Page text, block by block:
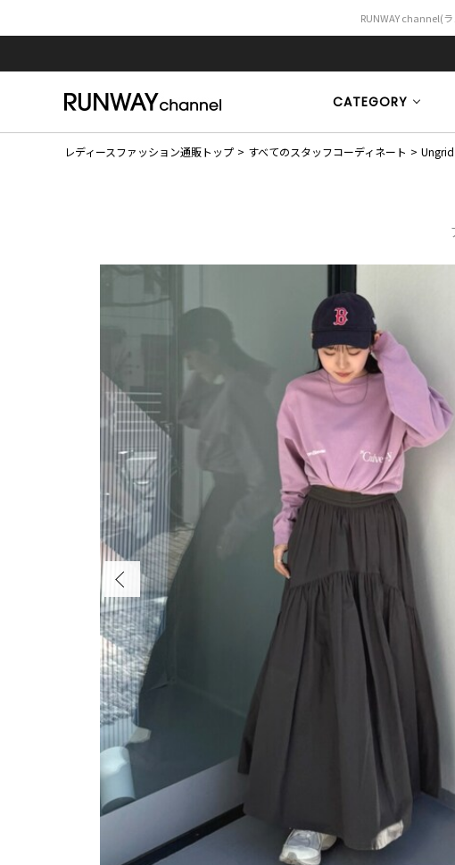
RUNWAY channel(
CATEGORY
レディースファッション通販トップ すべてのスタッフコーディネート